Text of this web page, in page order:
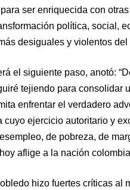
ser enriquecida con
política, social,
desiguales y violentos del
el siguiente paso, anotó:
tejiendo para consolidar
enfrentar el verdadero
cuyo ejercicio autoritario y
de pobreza, de
aflige a la nación
hizo fuertes críticas al